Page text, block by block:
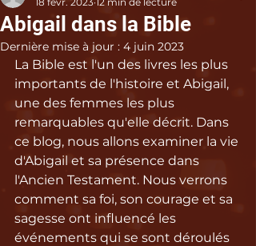
Abigail dans la Bible
Dernière mise à jour : 4 juin 2023
La Bible est l'un des livres les plus
importants de l'histoire et Abigail,
une des femmes les plus
remarquables qu'elle décrit. Dans
ce blog, nous allons examiner la vie
d'Abigail et sa présence dans
l'Ancien Testament. Nous verrons
comment sa foi, son courage et sa
sagesse ont influencé les
événements qui se sont déroulés